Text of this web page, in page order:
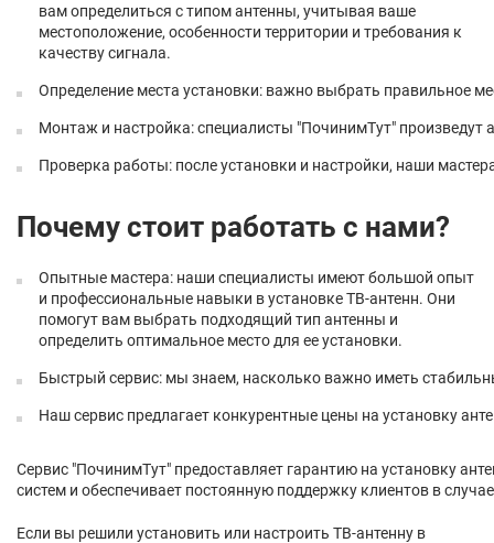
вам определиться с типом антенны, учитывая ваше
местоположение, особенности территории и требования к
качеству сигнала.
Определение места установки: важно выбрать правильное
Монтаж и настройка: специалисты "ПочинимТут" произведут
Проверка работы: после установки и настройки, наши
Почему стоит работать с нами?
Опытные мастера: наши специалисты имеют большой опыт
и профессиональные навыки в установке ТВ-антенн. Они
помогут вам выбрать подходящий тип антенны и
определить оптимальное место для ее установки.
Быстрый сервис: мы знаем, насколько важно иметь
Наш сервис предлагает конкурентные цены на установку
Сервис "ПочинимТут" предоставляет гарантию на установку
систем и обеспечивает постоянную поддержку клиентов в
Если вы решили установить или настроить ТВ-антенну в